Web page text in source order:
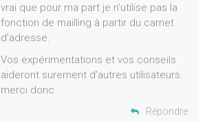
vrai que pour ma part je n’utilise pas la
fonction de mailling à partir du carnet
d’adresse.
Vos expérimentations et vos conseils
aideront surement d’autres utilisateurs.
merci donc
Répondre